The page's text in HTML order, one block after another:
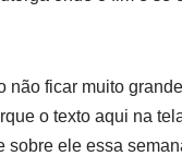
ficar muito
o texto aqui na
ele essa